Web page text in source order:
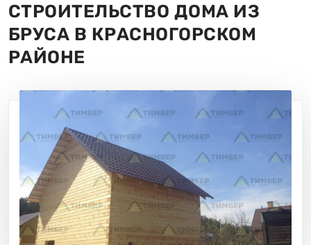
СТРОИТЕЛЬСТВО ДОМА ИЗ
БРУСА В КРАСНОГОРСКОМ
РАЙОНЕ